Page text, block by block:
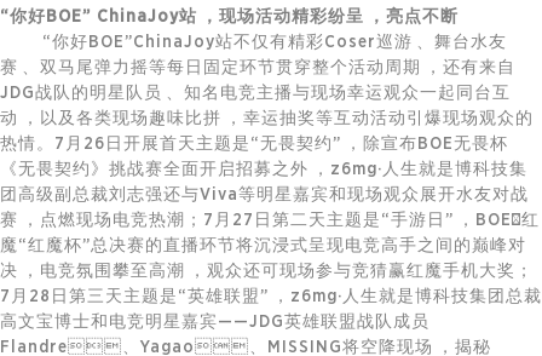
“你好BOE” ChinaJoy站，现场活动精彩纷呈，亮点不断
“你好BOE”ChinaJoy站不仅有精彩Coser巡游、舞台水友
赛、双马尾弹力摇等每日固定环节贯穿整个活动周期，还有来自
JDG战队的明星队员、知名电竞主播与现场幸运观众一起同台互
动，以及各类现场趣味比拼，幸运抽奖等互动活动引爆现场观众的
热情。7月26日开展首天主题是“无畏契约”，除宣布BOE无畏杯
《无畏契约》挑战赛全面开启招募之外，z6mg·人生就是博科技集
团高级副总裁刘志强还与Viva等明星嘉宾和现场观众展开水友对战
赛，点燃现场电竞热潮；7月27日第二天主题是“手游日”，BOE×红
魔“红魔杯”总决赛的直播环节将沉浸式呈现电竞高手之间的巅峰对
决，电竞氛围攀至高潮，观众还可现场参与竞猜赢红魔手机大奖；
7月28日第三天主题是“英雄联盟”，z6mg·人生就是博科技集团总裁
高文宝博士和电竞明星嘉宾——JDG英雄联盟战队成员
Flandre、Yagao、MISSING将空降现场，揭秘